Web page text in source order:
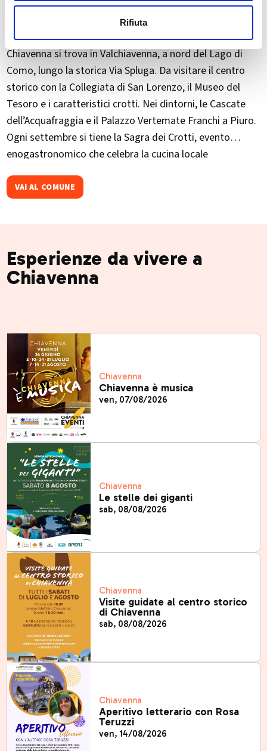
Rifiuta
Chiavenna si trova in Valchiavenna, a nord del Lago di
Como, lungo la storica Via Spluga. Da visitare il centro
storico con la Collegiata di San Lorenzo, il Museo del
Tesoro e i caratteristici crotti. Nei dintorni, le Cascate
dell’Acquafraggia e il Palazzo Vertemate Franchi a Piuro.
Ogni settembre si tiene la Sagra dei Crotti, evento
enogastronomico che celebra la cucina locale
VAI AL COMUNE
Esperienze da vivere a
Chiavenna
Chiavenna
Chiavenna è musica
ven, 07/08/2026
Chiavenna
Le stelle dei giganti
sab, 08/08/2026
Chiavenna
Visite guidate al centro storico
di Chiavenna
sab, 08/08/2026
Chiavenna
Aperitivo letterario con Rosa
Teruzzi
ven, 14/08/2026